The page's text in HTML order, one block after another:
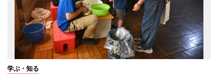
学ぶ・知る